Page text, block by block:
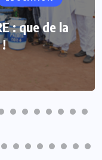
: les députés
avec les